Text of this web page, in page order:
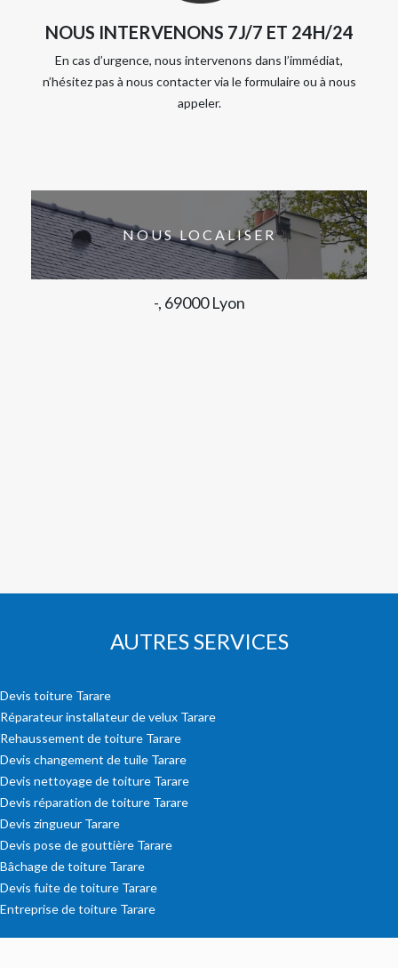
NOUS INTERVENONS 7J/7 ET 24H/24
En cas d’urgence, nous intervenons dans l’immédiat,
n’hésitez pas à nous contacter via le formulaire ou à nous
appeler.
NOUS LOCALISER
-, 69000 Lyon
AUTRES SERVICES
Devis toiture Tarare
Réparateur installateur de velux Tarare
Rehaussement de toiture Tarare
Devis changement de tuile Tarare
Devis nettoyage de toiture Tarare
Devis réparation de toiture Tarare
Devis zingueur Tarare
Devis pose de gouttière Tarare
Bâchage de toiture Tarare
Devis fuite de toiture Tarare
Entreprise de toiture Tarare